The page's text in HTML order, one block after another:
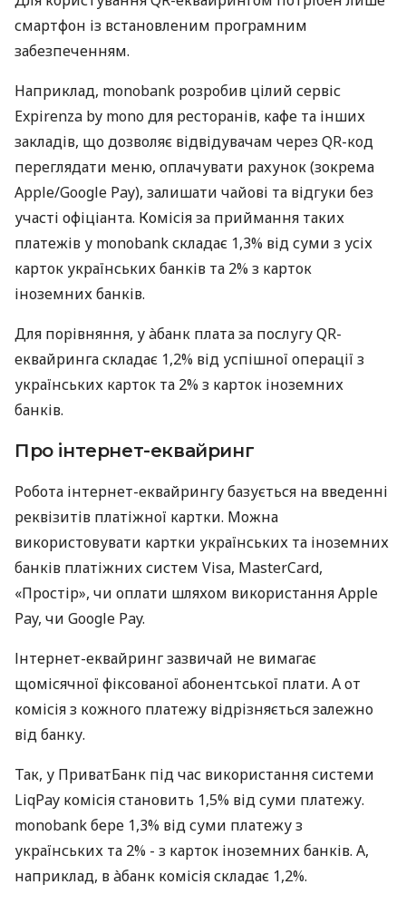
смартфон із встановленим програмним
забезпеченням.
Наприклад, monobank розробив цілий сервіс
Expirenza by mono для ресторанів, кафе та інших
закладів, що дозволяє відвідувачам через QR-код
переглядати меню, оплачувати рахунок (зокрема
Apple/Google Pay), залишати чайові та відгуки без
участі офіціанта. Комісія за приймання таких
платежів у monobank складає 1,3% від суми з усіх
карток українських банків та 2% з карток
іноземних банків.
Для порівняння, у àбанк плата за послугу QR-
еквайринга складає 1,2% від успішної операції з
українських карток та 2% з карток іноземних
банків.
Про інтернет-еквайринг
Робота інтернет-еквайрингу базується на введенні
реквізитів платіжної картки. Можна
використовувати картки українських та іноземних
банків платіжних систем Visa, MasterCard,
«Простір», чи оплати шляхом використання Apple
Pay, чи Google Pay.
Інтернет-еквайринг зазвичай не вимагає
щомісячної фіксованої абонентської плати. А от
комісія з кожного платежу відрізняється залежно
від банку.
Так, у ПриватБанк під час використання системи
LiqPay комісія становить 1,5% від суми платежу.
monobank бере 1,3% від суми платежу з
українських та 2% - з карток іноземних банків. А,
наприклад, в àбанк комісія складає 1,2%.